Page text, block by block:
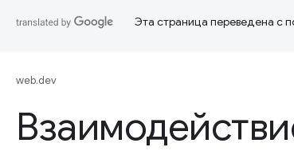
Эта страница переведена с
web.dev